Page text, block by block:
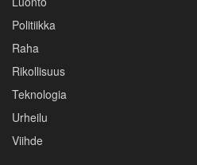
Politiikka
Raha
Rikollisuus
Teknologia
Urheilu
Viihde